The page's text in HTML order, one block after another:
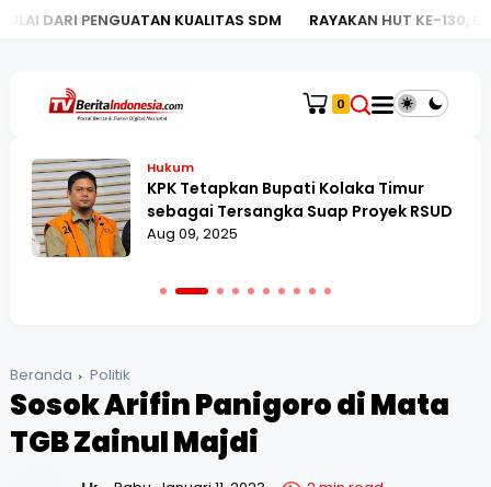
KUALITAS SDM RAYAKAN HUT KE-130, BRI KC MEGA
0
Hukum
KPK Tetapkan Bupati Kolaka Timur
sebagai Tersangka Suap Proyek RSUD
Aug 09, 2025
Beranda Politik
Sosok Arifin Panigoro di Mata
TGB Zainul Majdi